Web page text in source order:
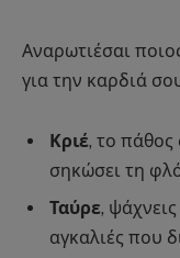
Αναρωτιέσαι
για την καρδιά
Κριέ, το πάθος
σηκώσει τη
Ταύρε,
αγκαλιές που